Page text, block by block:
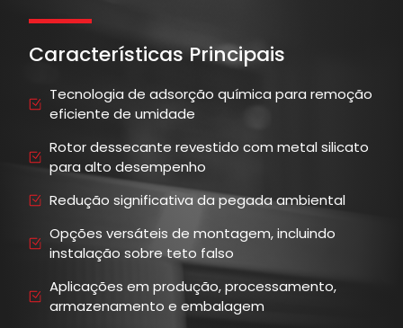
Características Principais
Tecnologia de adsorção química para remoção
eficiente de umidade
Rotor dessecante revestido com metal silicato
para alto desempenho
Redução significativa da pegada ambiental
Opções versáteis de montagem, incluindo
instalação sobre teto falso
Aplicações em produção, processamento,
armazenamento e embalagem